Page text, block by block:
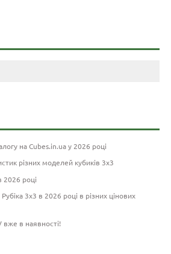
на Cubes.in.ua у 2026 році
різних моделей кубиків 3х3
2026 році
3х3 в 2026 році в різних цінових
вже в наявності!